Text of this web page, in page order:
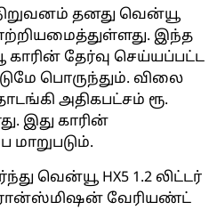
தனது வென்யூ
இந்த
தேர்வு செய்யப்பட்ட
பொருந்தும். விலை
அதிகபட்சம் ரூ.
இது காரின்
மாறுபடும்.
வென்யூ HX5 1.2 லிட்டர்
வேரியண்ட்